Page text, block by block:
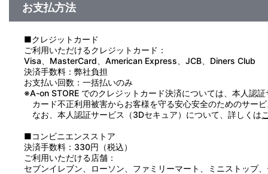
お支払方法
■クレジットカード
ご利用いただけるクレジットカード：
Visa、MasterCard、American Express、JCB、Diners Club
決済手数料：弊社負担
お支払い回数：一括払いのみ
※A-on STORE でのクレジットカード決済については、本人認
カード不正利用被害からお客様を守る安心安全のためのサー
なお、本人認証サービス（3Dセキュア）について、詳しくは
■コンビニエンスストア
決済手数料：330円（税込）
ご利用いただける店舗：
セブンイレブン、ローソン、ファミリーマート、ミニストップ